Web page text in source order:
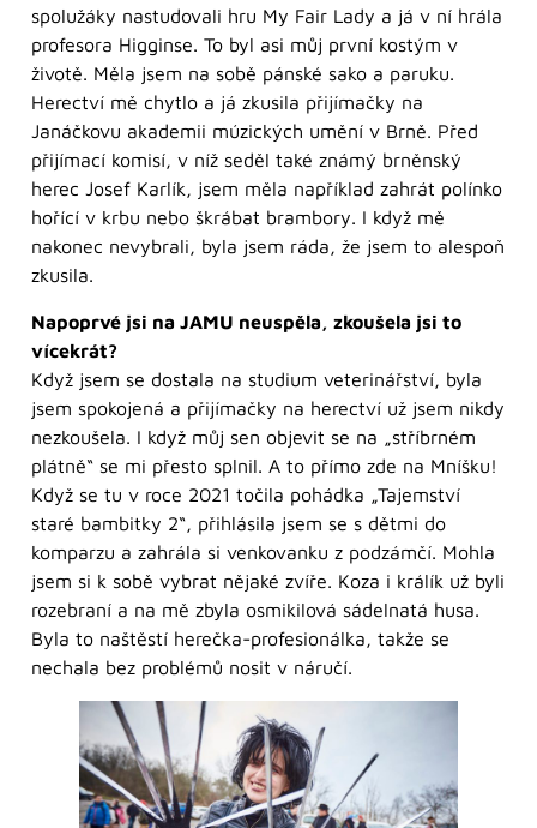
spolužáky nastudovali hru My Fair Lady a já v ní hrála
profesora Higginse. To byl asi můj první kostým v
životě. Měla jsem na sobě pánské sako a paruku.
Herectví mě chytlo a já zkusila přijímačky na
Janáčkovu akademii múzických umění v Brně. Před
přijímací komisí, v níž seděl také známý brněnský
herec Josef Karlík, jsem měla například zahrát polínko
hořící v krbu nebo škrábat brambory. I když mě
nakonec nevybrali, byla jsem ráda, že jsem to alespoň
zkusila.
Napoprvé jsi na JAMU neuspěla, zkoušela jsi to
vícekrát?
Když jsem se dostala na studium veterinářství, byla
jsem spokojená a přijímačky na herectví už jsem nikdy
nezkoušela. I když můj sen objevit se na „stříbrném
plátně“ se mi přesto splnil. A to přímo zde na Mníšku!
Když se tu v roce 2021 točila pohádka „Tajemství
staré bambitky 2“, přihlásila jsem se s dětmi do
komparzu a zahrála si venkovanku z podzámčí. Mohla
jsem si k sobě vybrat nějaké zvíře. Koza i králík už byli
rozebraní a na mě zbyla osmikilová sádelnatá husa.
Byla to naštěstí herečka-profesionálka, takže se
nechala bez problémů nosit v náručí.